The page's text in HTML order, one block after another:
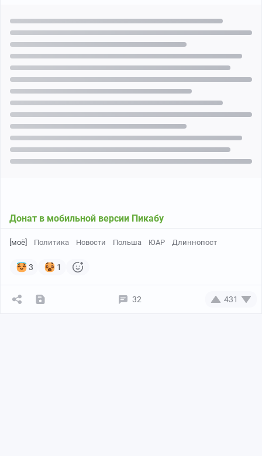
Донат в мобильной версии Пикабу
[моё] Политика Новости Польша ЮАР Длиннопост
3 1
32 431